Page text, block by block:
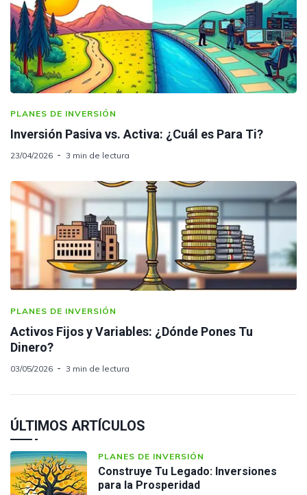
PLANES DE INVERSIÓN
Inversión Pasiva vs. Activa: ¿Cuál es Para Ti?
23/04/2026 3 min de lectura
PLANES DE INVERSIÓN
Activos Fijos y Variables: ¿Dónde Pones Tu
Dinero?
03/05/2026 3 min de lectura
ÚLTIMOS ARTÍCULOS
PLANES DE INVERSIÓN
Construye Tu Legado: Inversiones
para la Prosperidad